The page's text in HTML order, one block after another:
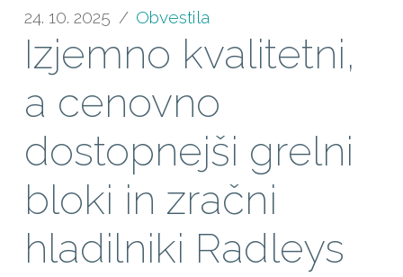
24. 10. 2025 Obvestila
Izjemno kvalitetni,
a cenovno
dostopnejši grelni
bloki in zračni
hladilniki Radleys